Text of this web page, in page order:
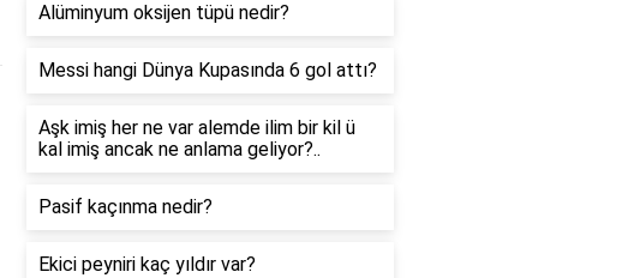
Alüminyum oksijen tüpü nedir?
Messi hangi Dünya Kupasında 6 gol attı?
Aşk imiş her ne var alemde ilim bir kil ü
kal imiş ancak ne anlama geliyor?..
Pasif kaçınma nedir?
Ekici peyniri kaç yıldır var?